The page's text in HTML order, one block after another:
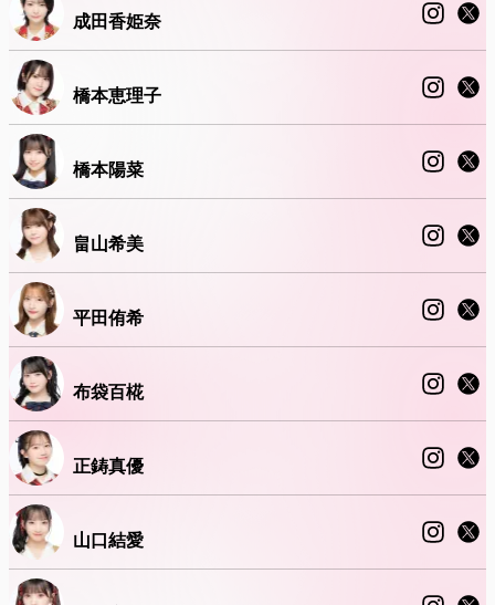
成田香姫奈
橋本恵理子
橋本陽菜
畠山希美
平田侑希
布袋百椛
正鋳真優
山口結愛